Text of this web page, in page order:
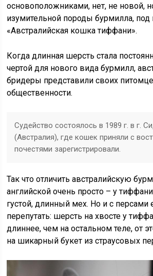
основоположниками, нет, не новой,
изумительной породы бурмилла, под
«Австралийская кошка тиффани».
Когда длинная шерсть стала
чертой для нового вида бурмилл,
бридеры представили своих
общественности.
Судейство состоялось в 1989 г. в г.
(Австралия), где кошек приняли с
почестями зарегистрировали.
Так что отличить австралийскую
английской очень просто – у
густой, длинный мех. Но и с персами
перепутать: шерсть на хвосте у
длиннее, чем на остальном теле, от
на шикарный букет из страусовых